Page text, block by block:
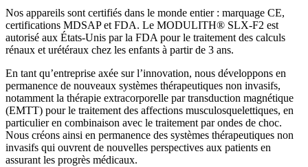
Nos appareils sont certifiés dans le monde entier : marquage CE,
certifications MDSAP et FDA. Le MODULITH® SLX-F2 est
autorisé aux États-Unis par la FDA pour le traitement des calculs
rénaux et urétéraux chez les enfants à partir de 3 ans.
En tant qu’entreprise axée sur l’innovation, nous développons en
permanence de nouveaux systèmes thérapeutiques non invasifs,
notamment la thérapie extracorporelle par transduction magnétique
(EMTT) pour le traitement des affections musculosquelettiques, en
particulier en combinaison avec le traitement par ondes de choc.
Nous créons ainsi en permanence des systèmes thérapeutiques non
invasifs qui ouvrent de nouvelles perspectives aux patients en
assurant les progrès médicaux.